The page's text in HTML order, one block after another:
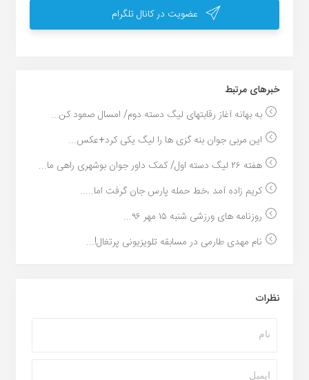
عضویت در کانال تلگرام
خبر‌های مرتبط
به بهانه آغاز رقابتهای لیگ دسته دوم/ امسال صعود کن...
این مربی جوان بنه گزی ها را لیگ یکی کرد+عکس...
هفته ۲۶ لیگ دسته اول/ کمک داور جوان بوشهری راهی ما...
کریم زاده آمد ،خط حمله پارس جان گرفت اما.....
روزنامه های ورزشی شنبه ۱۵ مهر ۹۶...
نام مهدی طارمی در مسابقه تلویزیونی پرتغال!...
نظرات